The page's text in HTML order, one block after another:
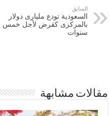
السابق
السعودية تودع مليارى دولار
بالمركزى كقرض لأجل خمس
سنوات
مقالات مشابهة